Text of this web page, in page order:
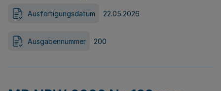
Ausfertigungsdatum 22.05.2026
Ausgabennummer 200